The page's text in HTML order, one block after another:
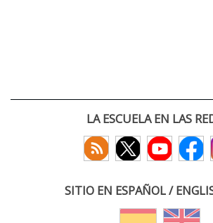
LA ESCUELA EN LAS
SITIO EN ESPAÑOL /